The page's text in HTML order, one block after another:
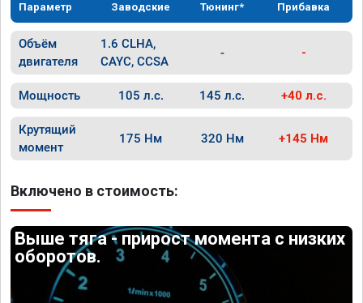
Параметр Заводские Тюнинг* Прибавка
Объём
двигателя
1.6 CLHA,
CAYC, CCSA
- -
Мощность 105 л.с. 145 л.с. +40 л.с.
Крутящий
момент
175 Нм 320 Нм +145 Нм
Включено в стоимость:
Выше тяга - прирост момента с низких
оборотов.